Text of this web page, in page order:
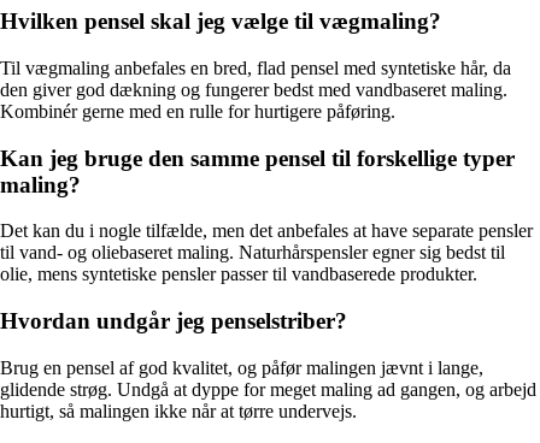
Hvilken pensel skal jeg vælge til vægmaling?
Til vægmaling anbefales en bred, flad pensel med syntetiske hår, da
den giver god dækning og fungerer bedst med vandbaseret maling.
Kombinér gerne med en rulle for hurtigere påføring.
Kan jeg bruge den samme pensel til forskellige typer
maling?
Det kan du i nogle tilfælde, men det anbefales at have separate pensler
til vand- og oliebaseret maling. Naturhårspensler egner sig bedst til
olie, mens syntetiske pensler passer til vandbaserede produkter.
Hvordan undgår jeg penselstriber?
Brug en pensel af god kvalitet, og påfør malingen jævnt i lange,
glidende strøg. Undgå at dyppe for meget maling ad gangen, og arbejd
hurtigt, så malingen ikke når at tørre undervejs.